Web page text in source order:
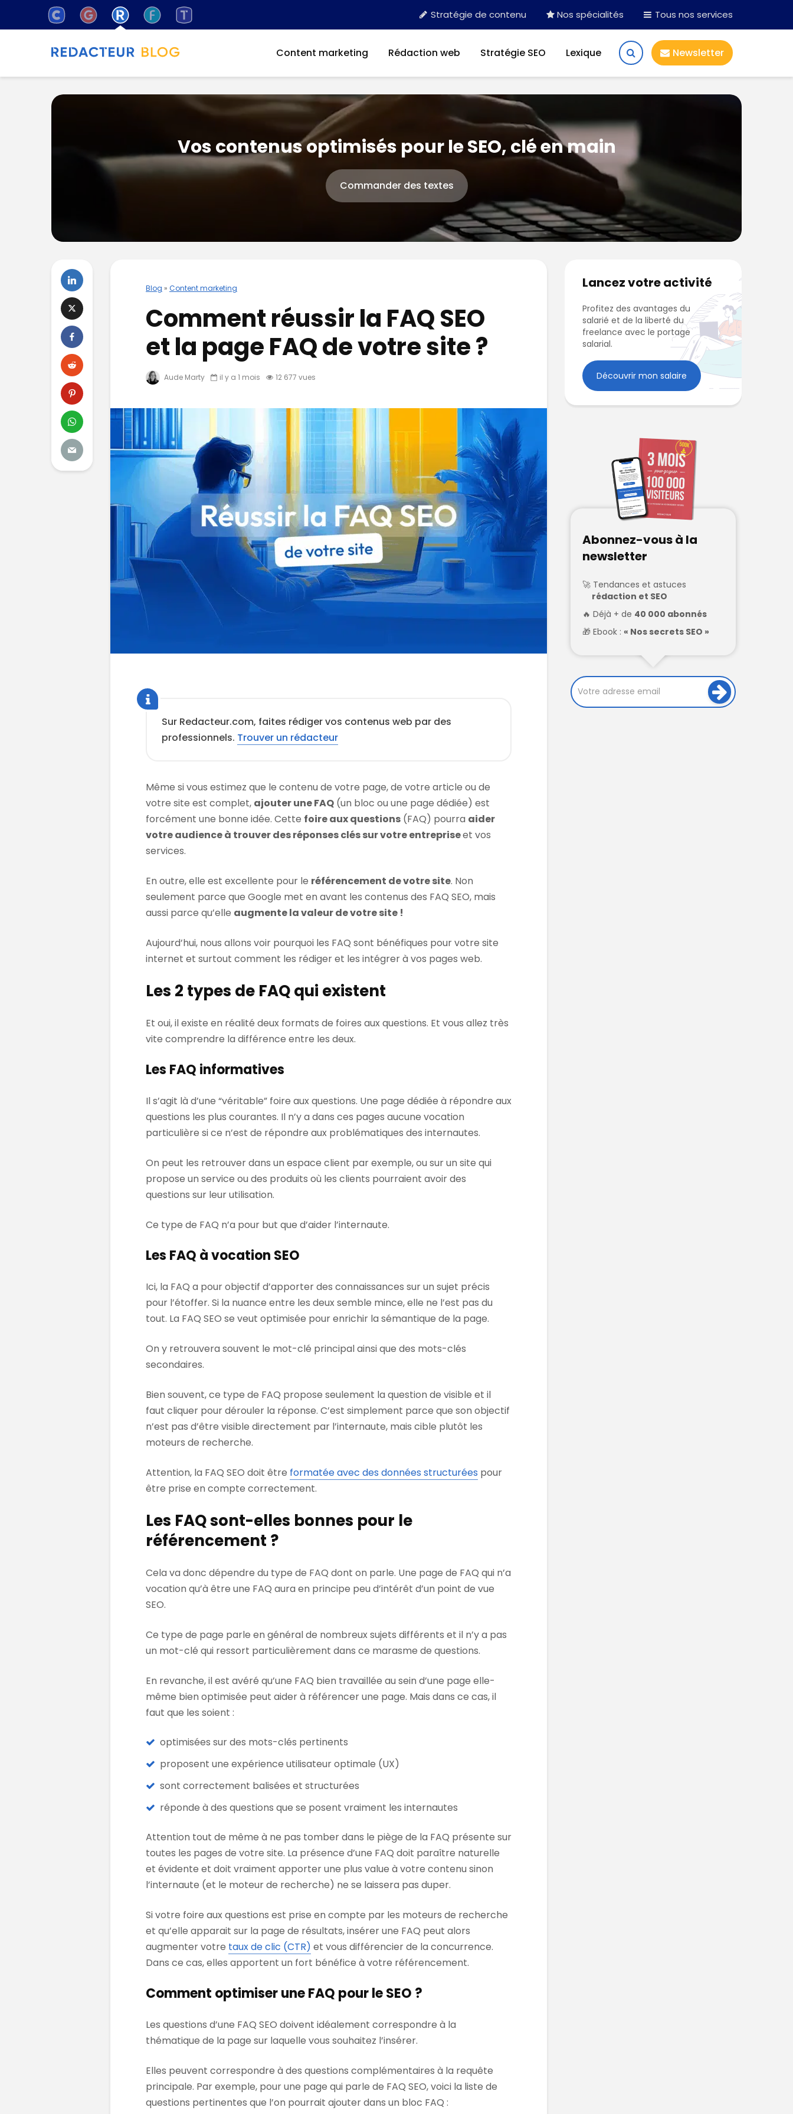
Stratégie de contenu Nos spécialités Tous nos services
Content marketing Rédaction web Stratégie SEO Lexique Newsletter
Vos contenus optimisés pour le SEO, clé en main
Commander des textes
Blog » Content marketing
Comment réussir la FAQ SEO
et la page FAQ de votre site ?
Aude Marty il y a 1 mois 12 677 vues
Sur Redacteur.com, faites rédiger vos contenus web par des
professionnels. Trouver un rédacteur
Même si vous estimez que le contenu de votre page, de votre article ou de
votre site est complet, ajouter une FAQ (un bloc ou une page dédiée) est
forcément une bonne idée. Cette foire aux questions (FAQ) pourra aider
votre audience à trouver des réponses clés sur votre entrepriseet vos
services.
En outre, elle est excellente pour le référencement de votre site. Non
seulement parce que Google met en avant les contenus des FAQ SEO, mais
aussi parce qu’elle augmente la valeur de votre site !
Aujourd’hui, nous allons voir pourquoi les FAQ sont bénéfiques pour votre site
internet et surtout comment les rédiger et les intégrer à vos pages web.
Les 2 types de FAQ qui existent
Et oui, il existe en réalité deux formats de foires aux questions. Et vous allez très
vite comprendre la différence entre les deux.
Les FAQ informatives
Il s’agit là d’une “véritable” foire aux questions. Une page dédiée à répondre aux
questions les plus courantes. Il n’y a dans ces pages aucune vocation
particulière si ce n’est de répondre aux problématiques des internautes.
On peut les retrouver dans un espace client par exemple, ou sur un site qui
propose un service ou des produits où les clients pourraient avoir des
questions sur leur utilisation.
Ce type de FAQ n’a pour but que d’aider l’internaute.
Les FAQ à vocation SEO
Ici, la FAQ a pour objectif d’apporter des connaissances sur un sujet précis
pour l’étoffer. Si la nuance entre les deux semble mince, elle ne l’est pas du
tout. La FAQ SEO se veut optimisée pour enrichir la sémantique de la page.
On y retrouvera souvent le mot-clé principal ainsi que des mots-clés
secondaires.
Bien souvent, ce type de FAQ propose seulement la question de visible et il
faut cliquer pour dérouler la réponse. C’est simplement parce que son objectif
n’est pas d’être visible directement par l’internaute, mais cible plutôt les
moteurs de recherche.
Attention, la FAQ SEO doit être formatée avec des données structurées pour
être prise en compte correctement.
Les FAQ sont-elles bonnes pour le
référencement ?
Cela va donc dépendre du type de FAQ dont on parle. Une page de FAQ qui n’a
vocation qu’à être une FAQ aura en principe peu d’intérêt d’un point de vue
SEO.
Ce type de page parle en général de nombreux sujets différents et il n’y a pas
un mot-clé qui ressort particulièrement dans ce marasme de questions.
En revanche, il est avéré qu’une FAQ bien travaillée au sein d’une page elle-
même bien optimisée peut aider à référencer une page. Mais dans ce cas, il
faut que les soient :
optimisées sur des mots-clés pertinents
proposent une expérience utilisateur optimale (UX)
sont correctement balisées et structurées
réponde à des questions que se posent vraiment les internautes
Attention tout de même à ne pas tomber dans le piège de la FAQ présente sur
toutes les pages de votre site. La présence d’une FAQ doit paraître naturelle
et évidente et doit vraiment apporter une plus value à votre contenu sinon
l’internaute (et le moteur de recherche) ne se laissera pas duper.
Si votre foire aux questions est prise en compte par les moteurs de recherche
et qu’elle apparait sur la page de résultats, insérer une FAQ peut alors
augmenter votre taux de clic (CTR) et vous différencier de la concurrence.
Dans ce cas, elles apportent un fort bénéfice à votre référencement.
Comment optimiser une FAQ pour le SEO ?
Les questions d’une FAQ SEO doivent idéalement correspondre à la
thématique de la page sur laquelle vous souhaitez l’insérer.
Elles peuvent correspondre à des questions complémentaires à la requête
principale. Par exemple, pour une page qui parle de FAQ SEO, voici la liste de
questions pertinentes que l’on pourrait ajouter dans un bloc FAQ :
Lancez votre activité
Profitez des avantages du
salarié et de la liberté du
freelance avec le portage
salarial.
Découvrir mon salaire
Abonnez-vous à la
newsletter
Tendances et astuces
rédaction et SEO
Déjà + de 40 000 abonnés
Ebook : « Nos secrets SEO »